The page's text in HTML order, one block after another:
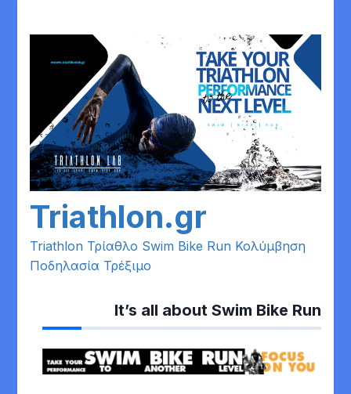
Triathlon.gr
Triathlon Τρίαθλο Swim Bike Run Κολύμβηση
Ποδηλασία Τρέξιμο
It’s all about Swim Bike Run